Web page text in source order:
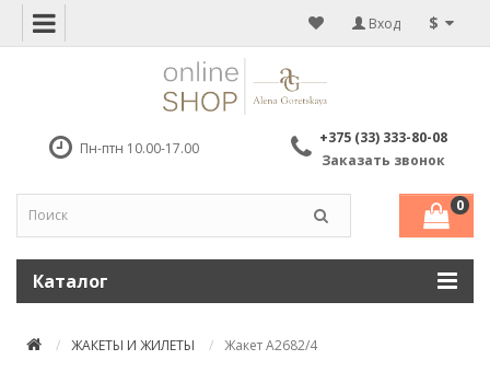
$
Вход
Пн-птн 10.00-17.00
+375 (33) 333-80-08
Заказать звонок
0
Каталог
ЖАКЕТЫ И ЖИЛЕТЫ Жакет А2682/4